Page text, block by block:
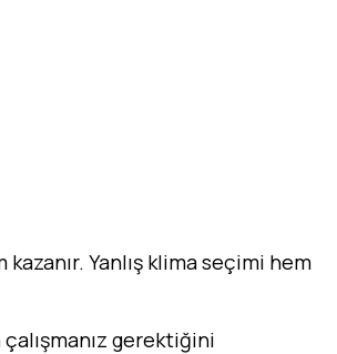
kazanır. Yanlış klima seçimi hem
gerektiğini